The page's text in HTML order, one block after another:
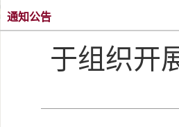
通知公告
于组织开